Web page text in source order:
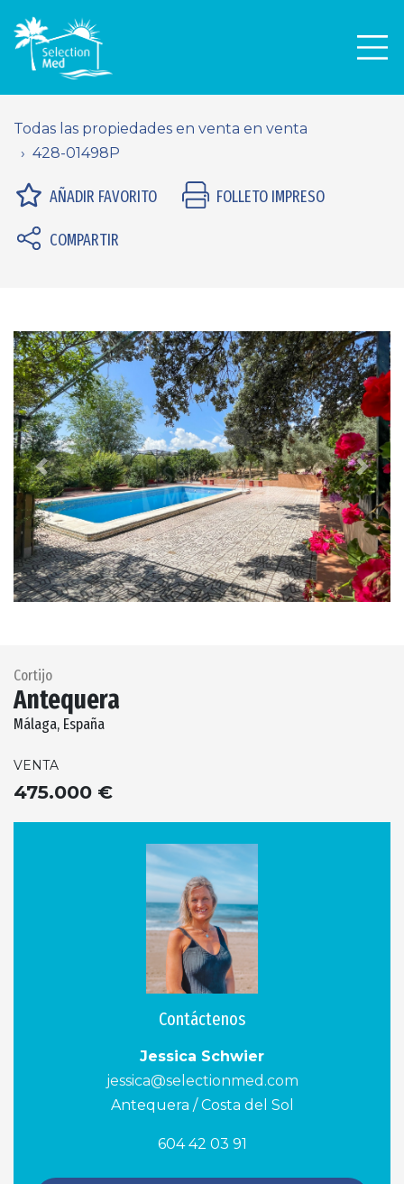
Todas las propiedades en venta en venta
428-01498P
AÑADIR FAVORITO FOLLETO IMPRESO
COMPARTIR
Previous Next
Cortijo
Antequera
Málaga, España
VENTA
475.000 €
Contáctenos
Jessica Schwier
jessica@selectionmed.com
Antequera / Costa del Sol
604 42 03 91